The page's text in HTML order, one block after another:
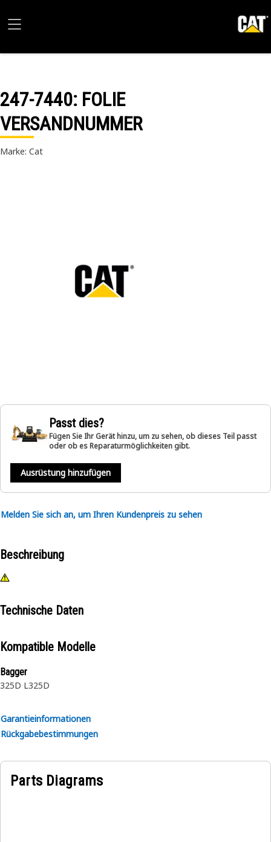
247-7440: FOLIE
VERSANDNUMMER
Marke: Cat
Passt dies?
Fügen Sie Ihr Gerät hinzu, um zu sehen, ob dieses Teil passt
oder ob es Reparaturmöglichkeiten gibt.
Ausrüstung hinzufügen
Melden Sie sich an, um Ihren Kundenpreis zu sehen
Beschreibung
Technische Daten
Kompatible Modelle
Bagger
325D L325D
Garantieinformationen
Rückgabebestimmungen
Parts Diagrams